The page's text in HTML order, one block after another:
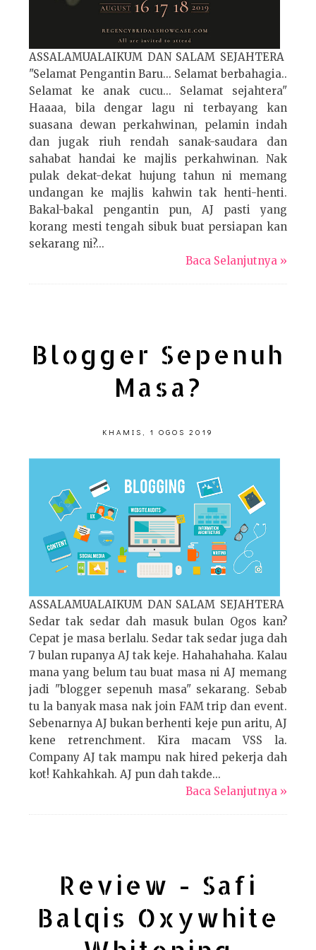
ASSALAMUALAIKUM DAN SALAM SEJAHTERA
"Selamat Pengantin Baru... Selamat berbahagia..
Selamat ke anak cucu... Selamat sejahtera"
Haaaa, bila dengar lagu ni terbayang kan
suasana dewan perkahwinan, pelamin indah
dan jugak riuh rendah sanak-saudara dan
sahabat handai ke majlis perkahwinan. Nak
pulak dekat-dekat hujung tahun ni memang
undangan ke majlis kahwin tak henti-henti.
Bakal-bakal pengantin pun, AJ pasti yang
korang mesti tengah sibuk buat persiapan kan
sekarang ni?...
Baca Selanjutnya »
Blogger Sepenuh
Masa?
KHAMIS, 1 OGOS 2019
ASSALAMUALAIKUM DAN SALAM SEJAHTERA
Sedar tak sedar dah masuk bulan Ogos kan?
Cepat je masa berlalu. Sedar tak sedar juga dah
7 bulan rupanya AJ tak keje. Hahahahaha. Kalau
mana yang belum tau buat masa ni AJ memang
jadi "blogger sepenuh masa" sekarang. Sebab
tu la banyak masa nak join FAM trip dan event.
Sebenarnya AJ bukan berhenti keje pun aritu, AJ
kene retrenchment. Kira macam VSS la.
Company AJ tak mampu nak hired pekerja dah
kot! Kahkahkah. AJ pun dah takde...
Baca Selanjutnya »
Review - Safi
Balqis Oxywhite